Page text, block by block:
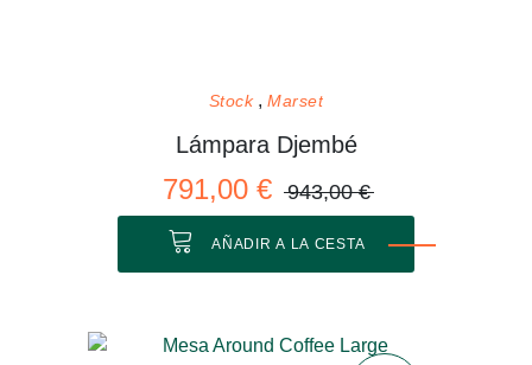
Stock Marset
Lámpara Djembé
791,00 € 943,00 €
AÑADIR A LA CESTA